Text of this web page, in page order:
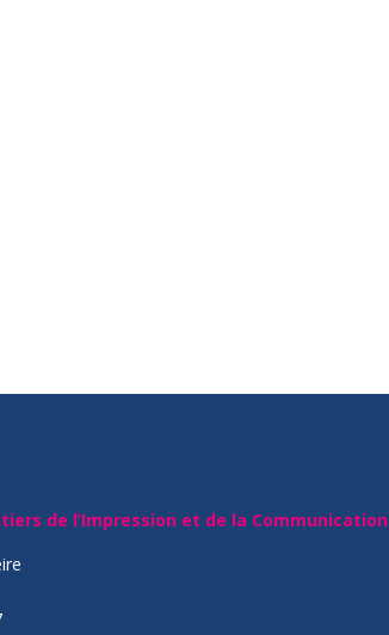
de l’Impression et de la Communication